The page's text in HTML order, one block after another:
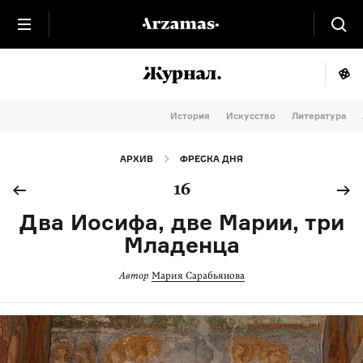
История Искусство Литература
АРХИВ ФРЕСКА ДНЯ
16
Два Иосифа, две Марии, три
Младенца
Автор Мария Сарабьянова